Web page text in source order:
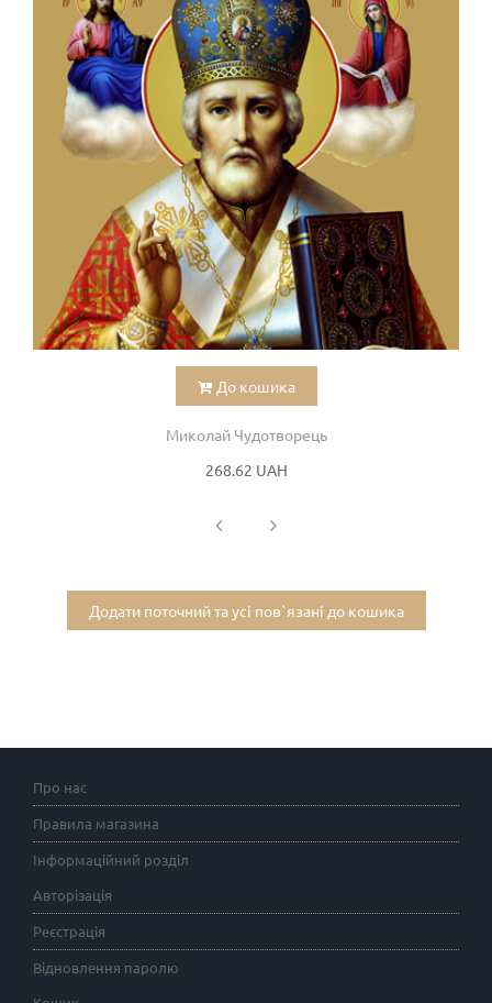
До кошика
Миколай Чудотворець
268.62 UAH
Додати поточний та усі пов`язані до кошика
Про нас
Правила магазина
Інформаційний розділ
Авторізація
Реєстрація
Відновлення паролю